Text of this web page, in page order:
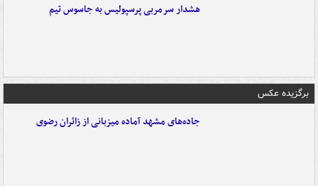
هشدار سرمربی پرسپولیس به جاسوس تیم
برگزیده عکس
جاده‌های مشهد آماده میزبانی از زائران رضوی